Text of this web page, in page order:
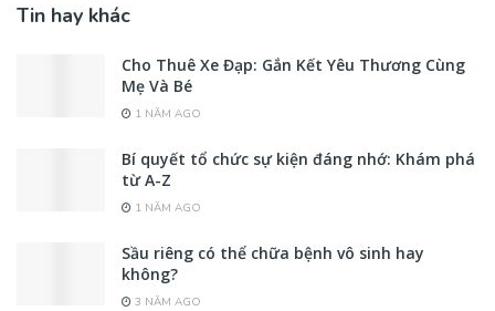
Tin hay khác
Cho Thuê Xe Đạp: Gắn Kết Yêu Thương Cùng
Mẹ Và Bé
1 NĂM AGO
Bí quyết tổ chức sự kiện đáng nhớ: Khám phá
từ A-Z
1 NĂM AGO
Sầu riêng có thể chữa bệnh vô sinh hay
không?
3 NĂM AGO